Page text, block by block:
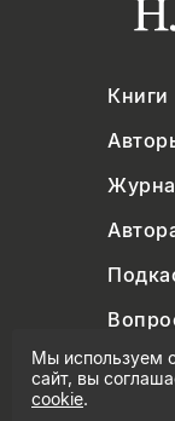
Книги
Мы используем
сайт, вы
cookie.